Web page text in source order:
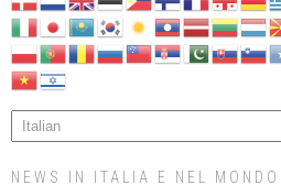
NEWS IN ITALIA E NEL MONDO